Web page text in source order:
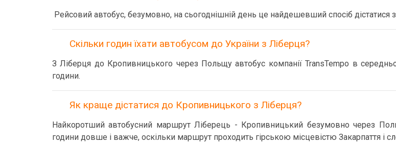
Рейсовий автобус, безумовно, на сьогоднішній день це найдешевший спосіб
Скільки годин їхати автобусом до України з Ліберця?
З Ліберця до Кропивницького через Польщу автобус компанії TransTempo в
години.
Як краще дістатися до Кропивницького з Ліберця?
Найкоротший автобусний маршрут Ліберець - Кропивницький безумовно через
години довше і важче, оскільки маршрут проходить гірською місцевістю Закарпаття і